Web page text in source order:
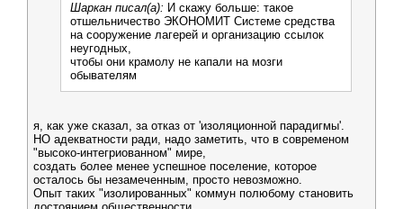
Шаркан писал(а): И скажу больше: такое
отшельничество ЭКОНОМИТ Системе средства
на сооружение лагерей и организацию ссылок
неугодных,
чтобы они крамолу не капали на мозги
обывателям
я, как уже сказал, за отказ от 'изоляционной парадигмы'.
НО адекватности ради, надо заметить, что в современом
"высоко-интегриованном" мире,
создать более менее успешное поселение, которое
осталось бы незамеченным, просто невозможно.
Опыт таких "изолированных" коммун полюбому становить